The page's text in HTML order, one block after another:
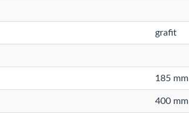
grafit
185 mm
400 mm